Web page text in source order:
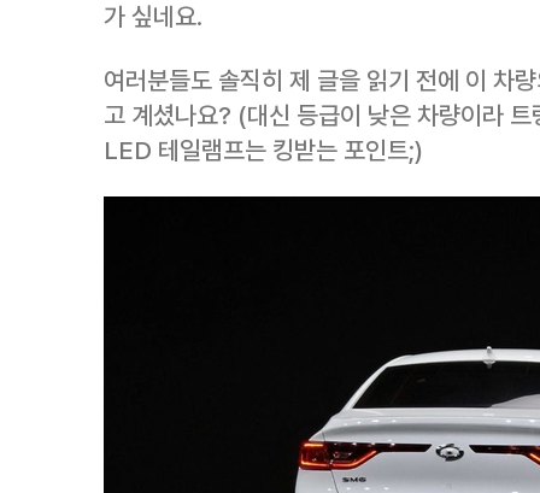
가 싶네요.
여러분들도 솔직히 제 글을 읽기 전에 이 차
고 계셨나요? (대신 등급이 낮은 차량이라
LED 테일램프는 킹받는 포인트;)